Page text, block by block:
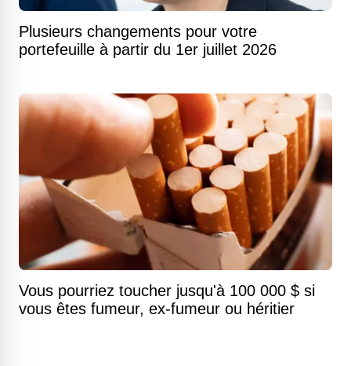
Plusieurs changements pour votre
portefeuille à partir du 1er juillet 2026
Vous pourriez toucher jusqu'à 100 000 $ si
vous êtes fumeur, ex-fumeur ou héritier